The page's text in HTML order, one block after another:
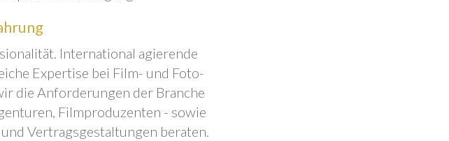
International agierende
Expertise bei Film- und Foto-
die Anforderungen der Branche
Filmproduzenten - sowie
Vertragsgestaltungen beraten.